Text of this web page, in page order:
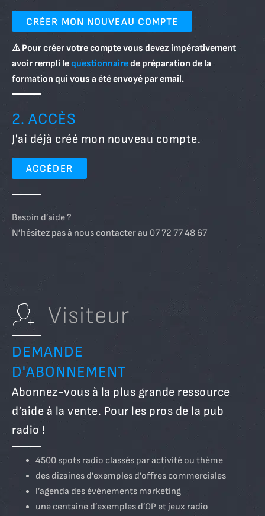
CRÉER MON NOUVEAU COMPTE
⚠ Pour créer votre compte vous devez impérativement
avoir rempli lequestionnairede préparation de la
formation qui vous a été envoyé par email.
2. ACCÈS
J'ai déjà créé mon nouveau compte.
ACCÉDER
Besoin d’aide ?
N’hésitez pas à nous contacter au 07 72 77 48 67
Visiteur
DEMANDE
D'ABONNEMENT
Abonnez-vous à la plus grande ressource
d’aide à la vente. Pour les pros de la pub
radio !
4500 spots radio classés par activité ou thème
des dizaines d’exemples d’offres commerciales
l’agenda des événements marketing
une centaine d’exemples d’OP et jeux radio